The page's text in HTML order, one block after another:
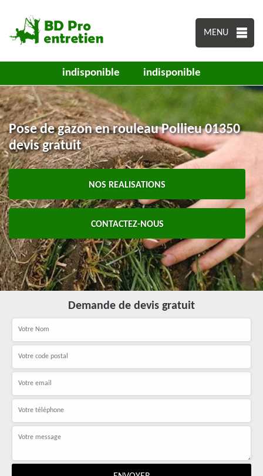
MENU
indisponible indisponible
Pose de gazon en rouleau Pollieu 01350
devis gratuit
NOS REALISATIONS
CONTACTEZ-NOUS
Demande de devis gratuit